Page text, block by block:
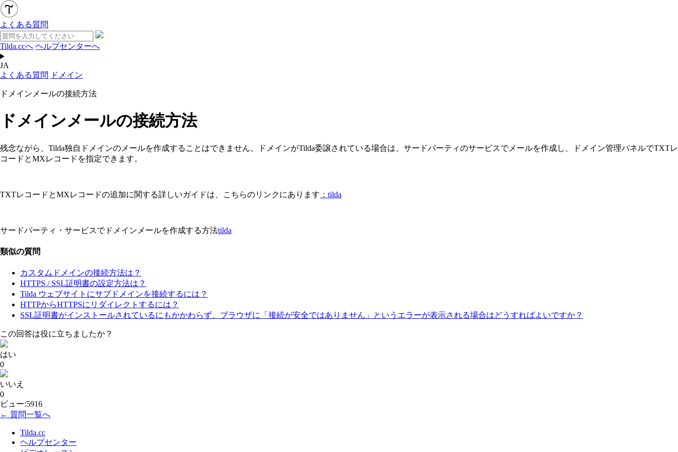
よくある質問
Tilda.ccへ ヘルプセンターへ
JA
よくある質問
ドメイン
ドメインメールの接続方法
ドメインメールの接続方法
残念ながら、Tilda独自ドメインのメールを作成することはできません。ドメインがTilda委譲されている場合は、サードパーティのサービスでメールを作成し、ドメイン管理パネルでTXTレ
コードとMXレコードを指定できます。
TXTレコードとMXレコードの追加に関する詳しいガイドは、こちらのリンクにあります ：tilda
サードパーティ・サービスでドメインメールを作成する方法tilda
類似の質問
カスタムドメインの接続方法は？
HTTPS / SSL証明書の設定方法は？
Tilda ウェブサイトにサブドメインを接続するには？
HTTPからHTTPSにリダイレクトするには？
SSL証明書がインストールされているにもかかわらず、ブラウザに「接続が安全ではありません」というエラーが表示される場合はどうすればよいですか？
この回答は役に立ちましたか？
はい
0
いいえ
0
ビュー:5916
← 質問一覧へ
Tilda.cc
ヘルプセンター